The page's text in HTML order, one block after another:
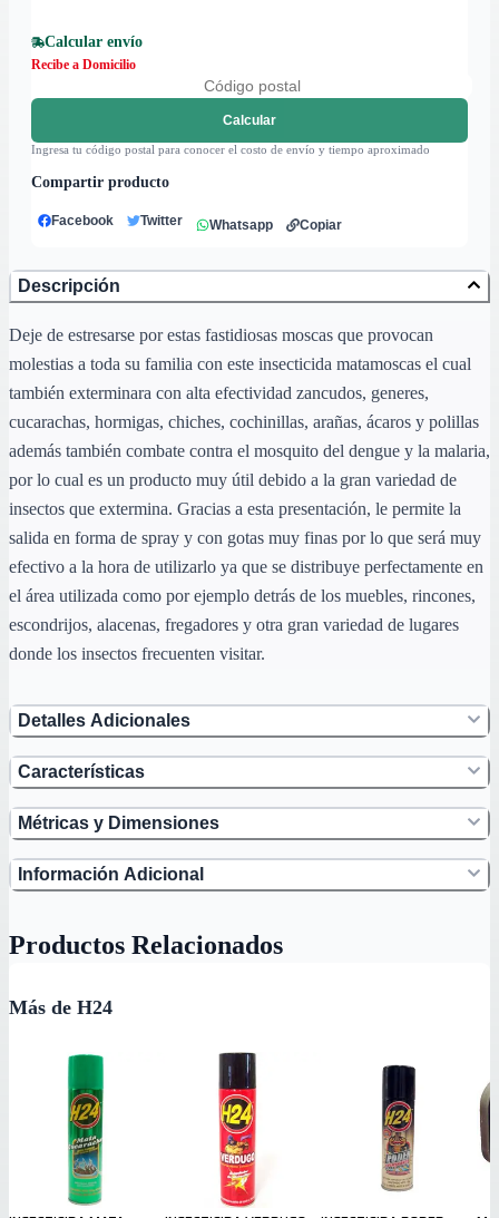
Calcular envío
Recibe a Domicilio
Calcular
Ingresa tu código postal para conocer el costo de envío y tiempo aproximado
Compartir producto
Facebook Twitter Whatsapp Copiar
Descripción
Deje de estresarse por estas fastidiosas moscas que provocan
molestias a toda su familia con este insecticida matamoscas el cual
también exterminara con alta efectividad zancudos, generes,
cucarachas, hormigas, chiches, cochinillas, arañas, ácaros y polillas
además también combate contra el mosquito del dengue y la malaria,
por lo cual es un producto muy útil debido a la gran variedad de
insectos que extermina. Gracias a esta presentación, le permite la
salida en forma de spray y con gotas muy finas por lo que será muy
efectivo a la hora de utilizarlo ya que se distribuye perfectamente en
el área utilizada como por ejemplo detrás de los muebles, rincones,
escondrijos, alacenas, fregadores y otra gran variedad de lugares
donde los insectos frecuenten visitar.
Detalles Adicionales
Características
Métricas y Dimensiones
Información Adicional
Productos Relacionados
Más de H24